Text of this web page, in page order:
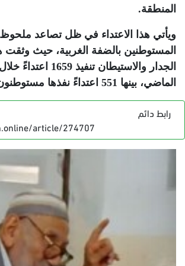
المنطقة.
ويأتي هذا الاعتداء في ظل تصاعد
المستوطنين بالضفة الغربية، حيث وثقت
الجدار والاستيطان
الماضي، بينها 551 اعتداءً نفذها مستوطنون
رابط دائم
article/274707